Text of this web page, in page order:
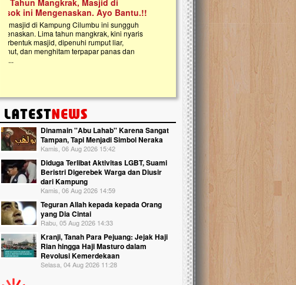
Dinamain ''Abu Lahab'' Karena Sangat
Tampan, Tapi Menjadi Simbol Neraka
Kamis, 06 Aug 2026 15:42
Diduga Terlibat Aktivitas LGBT, Suami
Beristri Digerebek Warga dan Diusir
dari Kampung
Kamis, 06 Aug 2026 14:59
Teguran Allah kepada kepada Orang
yang Dia Cintai
Rabu, 05 Aug 2026 14:33
Kranji, Tanah Para Pejuang: Jejak Haji
Rian hingga Haji Masturo dalam
Revolusi Kemerdekaan
Selasa, 04 Aug 2026 11:28